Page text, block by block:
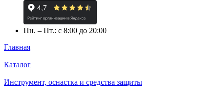
Пн. – Пт.: с 8:00 до 20:00
Главная
Каталог
Инструмент, оснастка и средства защиты